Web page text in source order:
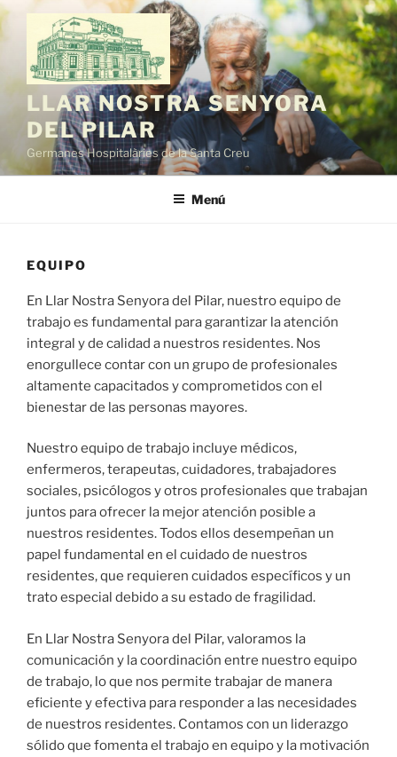
Saltar
contenido
LLAR NOSTRA SENYORA
DEL PILAR
Germanes Hospitalàries de la Santa Creu
Menú
EQUIPO
En Llar Nostra Senyora del Pilar, nuestro equipo de
trabajo es fundamental para garantizar la atención
integral y de calidad a nuestros residentes. Nos
enorgullece contar con un grupo de profesionales
altamente capacitados y comprometidos con el
bienestar de las personas mayores.
Nuestro equipo de trabajo incluye médicos,
enfermeros, terapeutas, cuidadores, trabajadores
sociales, psicólogos y otros profesionales que trabajan
juntos para ofrecer la mejor atención posible a
nuestros residentes. Todos ellos desempeñan un
papel fundamental en el cuidado de nuestros
residentes, que requieren cuidados específicos y un
trato especial debido a su estado de fragilidad.
En Llar Nostra Senyora del Pilar, valoramos la
comunicación y la coordinación entre nuestro equipo
de trabajo, lo que nos permite trabajar de manera
eficiente y efectiva para responder a las necesidades
de nuestros residentes. Contamos con un liderazgo
sólido que fomenta el trabajo en equipo y la motivación